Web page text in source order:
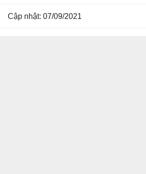
Cập nhật: 07/09/2021